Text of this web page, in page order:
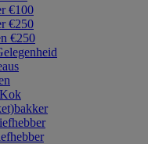
€100
€250
€250